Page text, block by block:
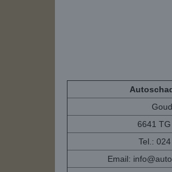
6641 TG
Tel.:
Email: